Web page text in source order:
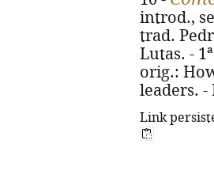
introd.,
trad.
Lutas. -
orig.:
leaders. -
Link